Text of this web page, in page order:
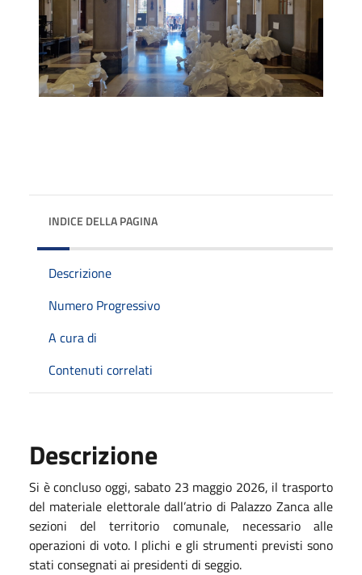
INDICE DELLA PAGINA
Descrizione
Numero Progressivo
A cura di
Contenuti correlati
Descrizione
Si è concluso oggi, sabato 23 maggio 2026, il trasporto
del materiale elettorale dall’atrio di Palazzo Zanca alle
sezioni del territorio comunale, necessario alle
operazioni di voto. I plichi e gli strumenti previsti sono
stati consegnati ai presidenti di seggio.